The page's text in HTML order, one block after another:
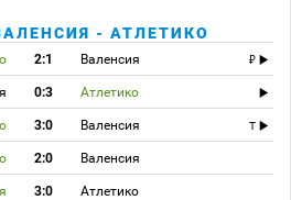
- АТЛЕТИКО
2:1 Валенсия
0:3 Атлетико
3:0 Валенсия
T
2:0 Валенсия
3:0 Атлетико